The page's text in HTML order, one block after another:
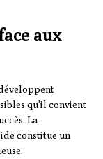
aux
qu’il convient
La
constitue un